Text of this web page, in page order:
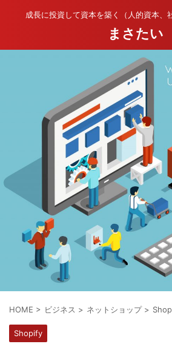
成長に投資して資本を築く（人的資本、
まさたい
HOME > ビジネス > ネットショップ >
Shopify